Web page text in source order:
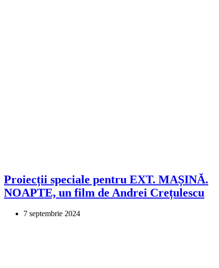
Proiecții speciale pentru EXT. MAȘINĂ.
NOAPTE, un film de Andrei Crețulescu
7 septembrie 2024